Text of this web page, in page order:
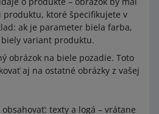
produktu, ktoré špecifikujete v
ak je parameter biela farba,
variant produktu.
obrázok na biele pozadie. Toto
aj na ostatné obrázky z vašej
texty a logá – vrátane